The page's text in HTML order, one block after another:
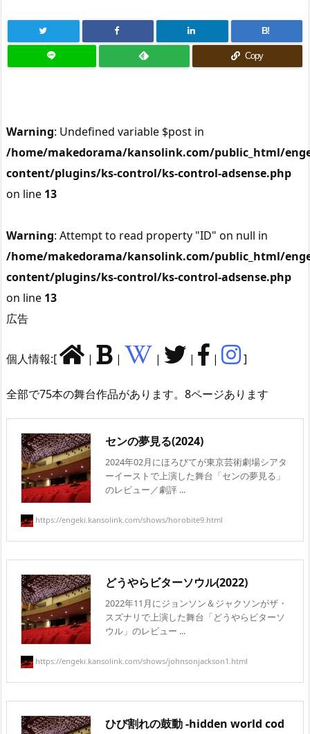
B!
Copy
Warning: Undefined variable $post in
/home/makedorama/kansolink.com/public_html/
content/plugins/ks-control/ks-control-adsense.php
on line 13
Warning: Attempt to read property "ID" on null in
/home/makedorama/kansolink.com/public_html/
content/plugins/ks-control/ks-control-adsense.php
on line 13
広告
個人情報:[ | | | | | ]
全部で75本の舞台作品があります。8ページあります
センの夢見る(2024)
2024年02月にほろびてが東京芸術劇場シアタ
ーイーストで上演した舞台「センの夢見る」
のレビュー／劇評 ...
https://engeki.kansolink.com/shows/horobite9.html
どうやらビターソウル(2022)
2022年11月にジョンソン＆ジャクソンがザ・
スズナリで上演した舞台「どうやらビターソ
ウル」のレビュー ...
https://engeki.kansolink.com/shows/johnsonjackson1.html
ひび割れの鼓動 -hidden world cod